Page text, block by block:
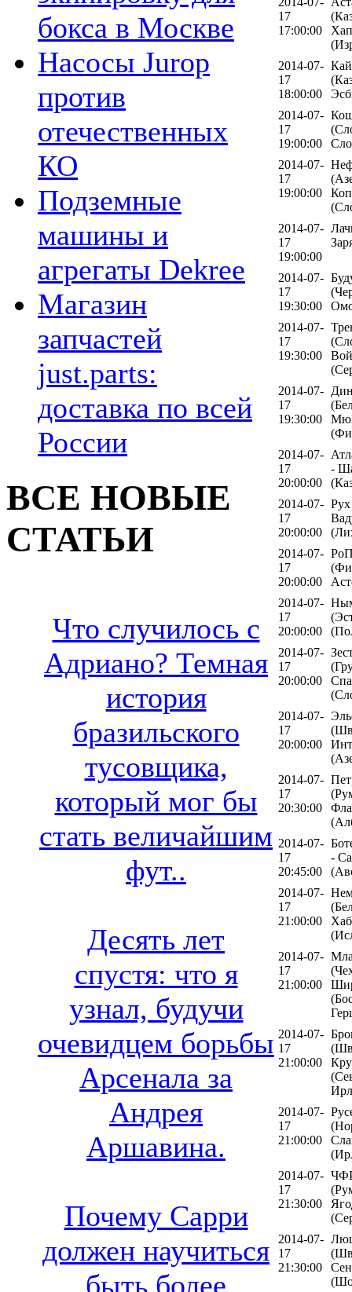
бокса в Москве
Насосы Jurop
против
отечественных
КО
Подземные
машины и
агрегаты Dekree
Магазин
запчастей
just.parts:
доставка по всей
России
ВСЕ НОВЫЕ
СТАТЬИ
Что случилось с
Адриано? Темная
история
бразильского
тусовщика,
который мог бы
стать величайшим
фут..
Десять лет
спустя: что я
узнал, будучи
очевидцем борьбы
Арсенала за
Андрея
Аршавина.
Почему Сарри
должен научиться
быть более
17
17:00:00
2014-07-
17
18:00:00
2014-07-
17
19:00:00
2014-07-
17
19:00:00
2014-07-
17
19:00:00
2014-07-
17
19:30:00
2014-07-
17
19:30:00
2014-07-
17
19:30:00
2014-07-
17
20:00:00
-
2014-07-
17
20:00:00
2014-07-
17
20:00:00
2014-07-
17
20:00:00
2014-07-
17
20:00:00
2014-07-
17
20:00:00
2014-07-
17
20:30:00
2014-07-
17
20:45:00
-
2014-07-
17
21:00:00
2014-07-
17
21:00:00
2014-07-
17
21:00:00
2014-07-
17
21:00:00
2014-07-
17
21:30:00
2014-07-
17
21:30:00